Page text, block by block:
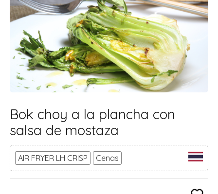
Bok choy a la plancha con
salsa de mostaza
AIR FRYER LH CRISP Cenas